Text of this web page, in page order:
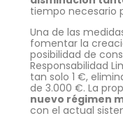
tiempo necesario
Una de las
fomentar la
posibilidad de
Responsabilidad
tan solo 1 €,
de 3.000 €. La
nuevo régimen
con el actual